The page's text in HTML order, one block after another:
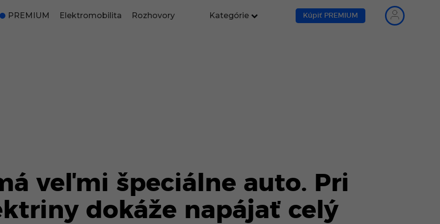
PREMIUM Elektromobilita Rozhovory Kategórie Kúpiť PREMIUM
veľmi špeciálne auto. Pri
dokáže napájať celý